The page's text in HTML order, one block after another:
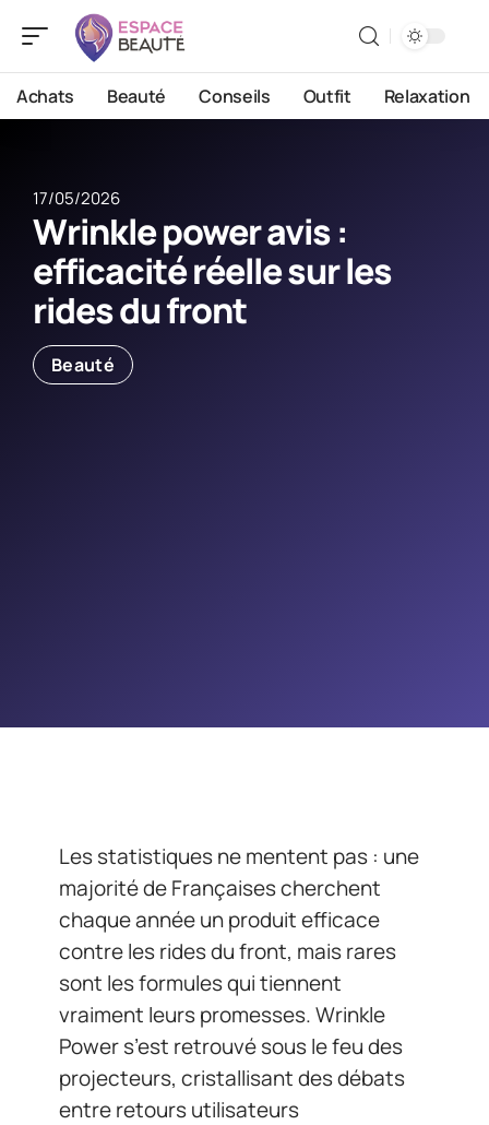
Achats Beauté Conseils Outfit Relaxation
17/05/2026
Wrinkle power avis :
efficacité réelle sur les
rides du front
Beauté
Les statistiques ne mentent pas : une
majorité de Françaises cherchent
chaque année un produit efficace
contre les rides du front, mais rares
sont les formules qui tiennent
vraiment leurs promesses. Wrinkle
Power s’est retrouvé sous le feu des
projecteurs, cristallisant des débats
entre retours utilisateurs